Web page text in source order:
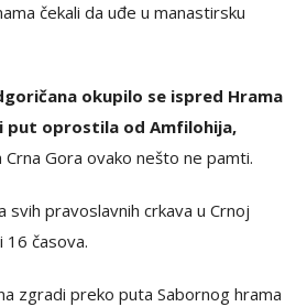
čekali da uđe u manastirsku
okupilo se ispred Hrama
put oprostila od Amfilohija,
Gora ovako nešto ne pamti.
svih pravoslavnih crkava u Crnoj
16 časova.
zgradi preko puta Sabornog hrama